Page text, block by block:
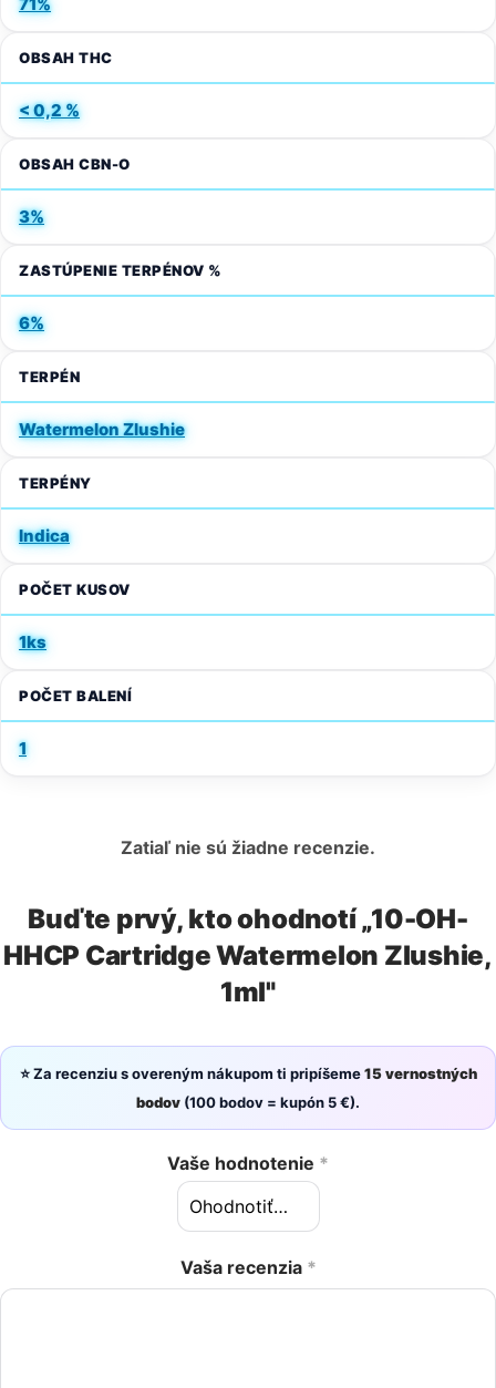
71%
OBSAH THC
< 0,2 %
OBSAH CBN-O
3%
ZASTÚPENIE TERPÉNOV %
6%
TERPÉN
Watermelon Zlushie
TERPÉNY
Indica
POČET KUSOV
1ks
POČET BALENÍ
1
Zatiaľ nie sú žiadne recenzie.
Buďte prvý, kto ohodnotí „10-OH-
HHCP Cartridge Watermelon Zlushie,
1ml"
⭐ Za recenziu s overeným nákupom ti pripíšeme15 vernostných
bodov (100 bodov = kupón 5 €).
Vaše hodnotenie *
Vaša recenzia *